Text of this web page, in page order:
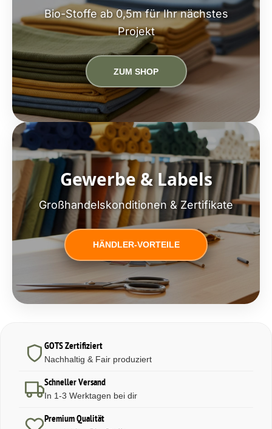
Bio-Stoffe ab 0,5m für Ihr nächstes
Projekt
ZUM SHOP
Gewerbe & Labels
Großhandelskonditionen & Zertifikate
HÄNDLER-VORTEILE
GOTS Zertifiziert
Nachhaltig & Fair produziert
Schneller Versand
In 1-3 Werktagen bei dir
Premium Qualität